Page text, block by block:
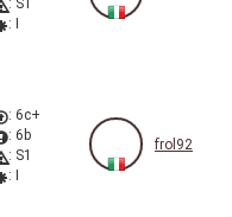
: S1
: I
: 6c+
: 6b
: S1
: I
frol92